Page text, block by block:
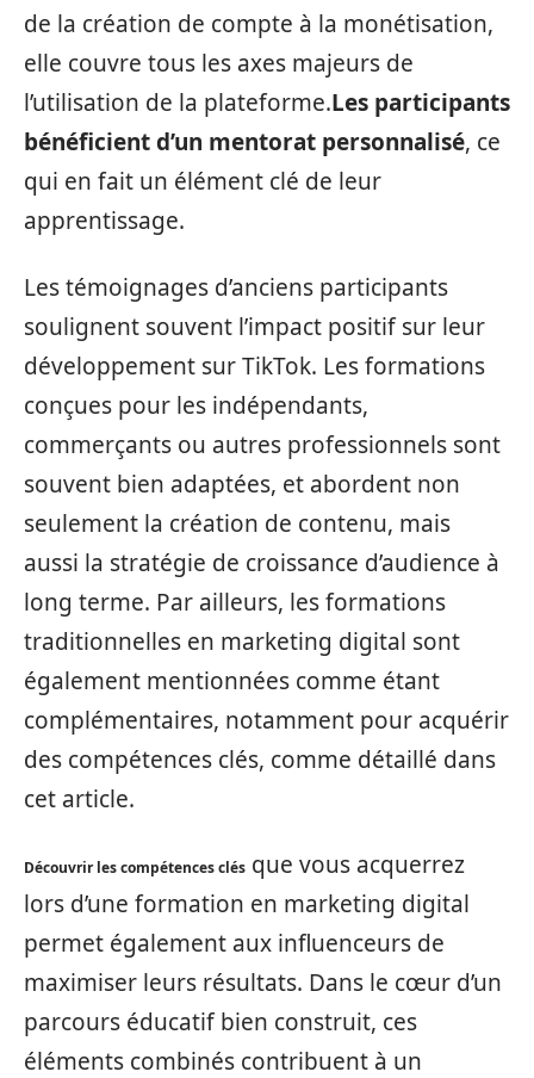
de la création de compte à la monétisation,
elle couvre tous les axes majeurs de
l’utilisation de la plateforme.Les participants
bénéficient d’un mentorat personnalisé, ce
qui en fait un élément clé de leur
apprentissage.
Les témoignages d’anciens participants
soulignent souvent l’impact positif sur leur
développement sur TikTok. Les formations
conçues pour les indépendants,
commerçants ou autres professionnels sont
souvent bien adaptées, et abordent non
seulement la création de contenu, mais
aussi la stratégie de croissance d’audience à
long terme. Par ailleurs, les formations
traditionnelles en marketing digital sont
également mentionnées comme étant
complémentaires, notamment pour acquérir
des compétences clés, comme détaillé dans
cet article.
Découvrir les compétences clés que vous acquerrez
lors d’une formation en marketing digital
permet également aux influenceurs de
maximiser leurs résultats. Dans le cœur d’un
parcours éducatif bien construit, ces
éléments combinés contribuent à un